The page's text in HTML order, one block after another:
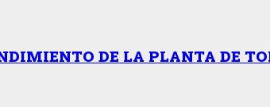
DE LA PLANTA DE